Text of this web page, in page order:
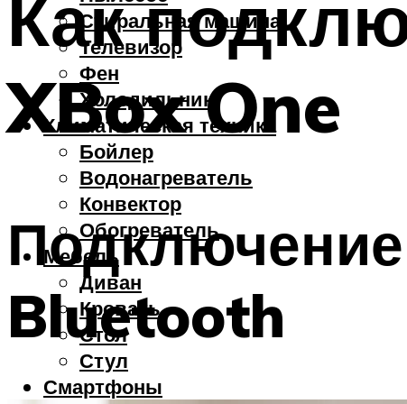
Стиральная машина
Телевизор
Фен
Холодильник
Климатическая техника
Бойлер
Водонагреватель
Конвектор
Обогреватель
Мебель
Диван
Кровать
Стол
Стул
Смартфоны
Как
XBox One
Bluetooth